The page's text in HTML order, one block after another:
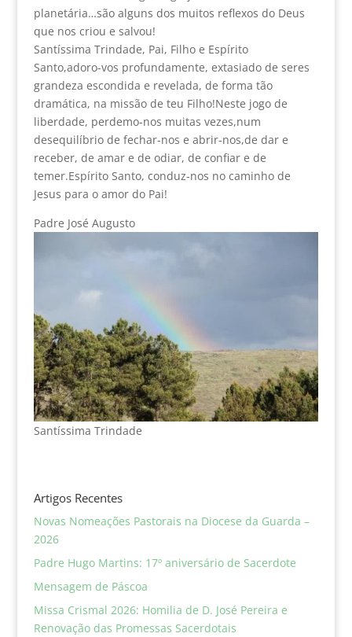
planetária…são alguns dos muitos reflexos do Deus
que nos criou e salvou!
Santíssima Trindade, Pai, Filho e Espírito
Santo,adoro-vos profundamente, extasiado de seres
grandeza escondida e revelada, de forma tão
dramática, na missão de teu Filho!Neste jogo de
liberdade, perdemo-nos muitas vezes,num
desequilíbrio de fechar-nos e abrir-nos,de dar e
receber, de amar e de odiar, de confiar e de
temer.Espírito Santo, conduz-nos no caminho de
Jesus para o amor do Pai!
Padre José Augusto
Santíssima Trindade
Artigos Recentes
Novas Nomeações Pastorais na Diocese da Guarda –
2026
Padre Hugo Martins: 17º aniversário de Sacerdote
Mensagem de Páscoa
Missa Crismal 2026: Homilia de D. José Pereira e
Renovação das Promessas Sacerdotais